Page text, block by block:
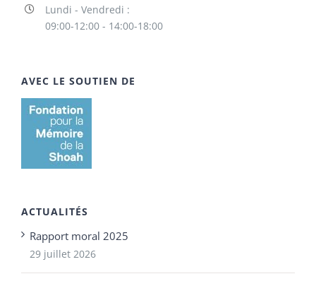
Lundi - Vendredi :
09:00-12:00 - 14:00-18:00
AVEC LE SOUTIEN DE
ACTUALITÉS
Rapport moral 2025
29 juillet 2026